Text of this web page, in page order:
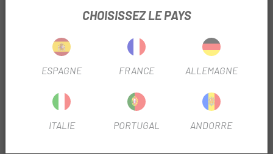
SAISON 2026
CHOISISSEZ LE PAYS
ESPAGNE FRANCE ALLEMAGNE
ITALIE PORTUGAL ANDORRE